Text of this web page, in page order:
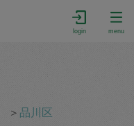
login menu
＞ 品川区